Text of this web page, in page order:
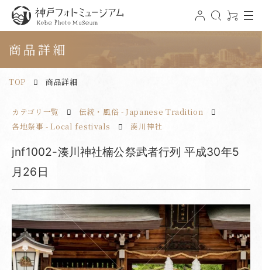
神戸フォトミュージアム
ロ
グ 索
0
ア
t
g
a
商品詳細
TOP 商品詳細
カテゴリ一覧
伝統・風俗 - Japanese Tradition
各地祭事 - Local festivals
湊川神社
jnf1002-湊川神社楠公祭武者行列 平成30年5
月26日